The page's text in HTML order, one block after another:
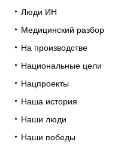
Люди ИН
Медицинский разбор
На производстве
Национальные цели
Нацпроекты
Наша история
Наши люди
Наши победы